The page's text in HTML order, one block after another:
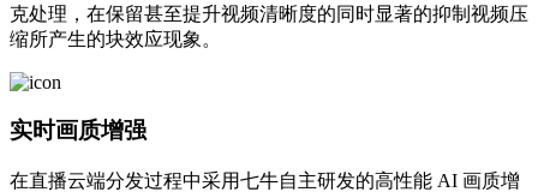
克处理，在保留甚至提升视频清晰度的同时显著的抑制视频压
缩所产生的块效应现象。
实时画质增强
在直播云端分发过程中采用七牛自主研发的高性能 AI 画质增